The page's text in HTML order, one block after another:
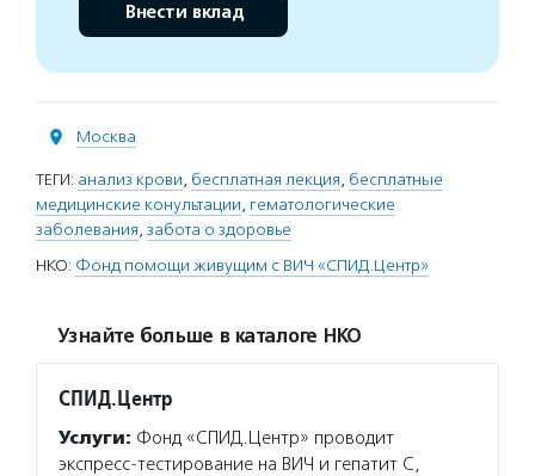
Внести вклад
Москва
ТЕГИ: анализ крови, бесплатная лекция, бесплатные
медицинские конультации, гематологические
заболевания, забота о здоровье
НКО: Фонд помощи живущим с ВИЧ «СПИД.Центр»
Узнайте больше в каталоге НКО
СПИД.Центр
Услуги: Фонд «СПИД.Центр» проводит
экспресс-тестирование на ВИЧ и гепатит С,